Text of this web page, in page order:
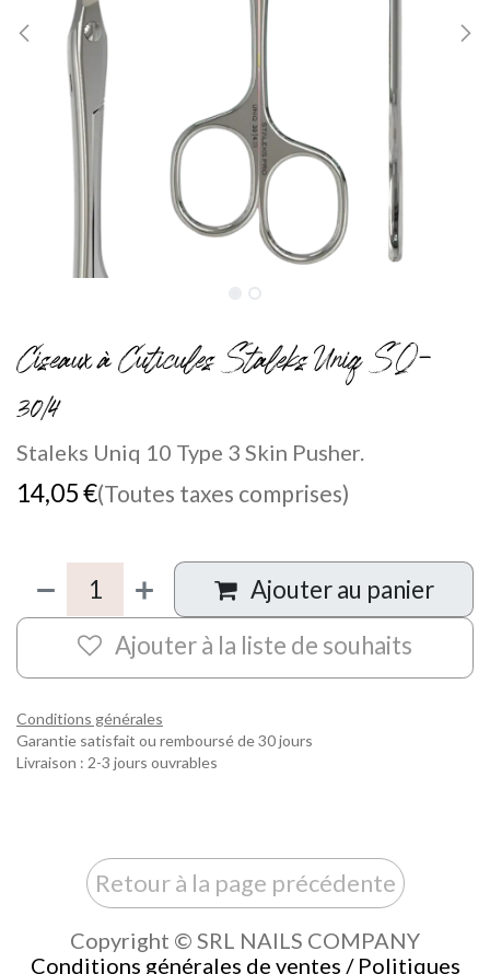
Ciseaux à Cuticules Staleks Uniq SQ-
30/4
Staleks Uniq 10 Type 3 Skin Pusher.
14,05€(Toutes taxes comprises)
Ajouter au panier
Ajouter à la liste de souhaits
Conditions générales
Garantie satisfait ou remboursé de 30 jours
Livraison : 2-3 jours ouvrables
Retour à la page précédente
Copyright © SRL NAILS COMPANY
Conditions générales de ventes / Politiques